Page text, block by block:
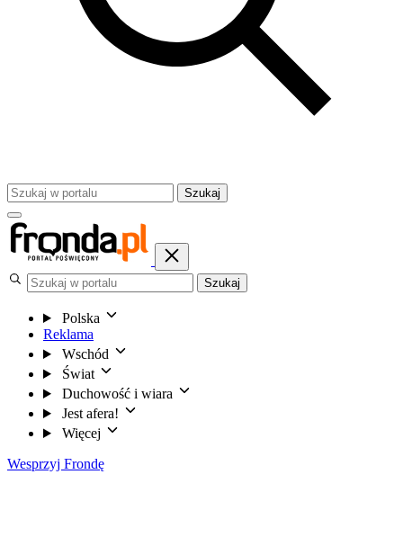
Szukaj
Szukaj
Polska
Reklama
Wschód
Świat
Duchowość i wiara
Jest afera!
Więcej
Wesprzyj Frondę